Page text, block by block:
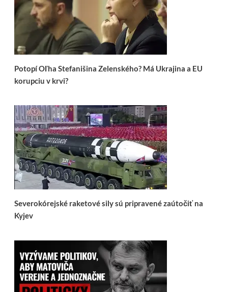
Potopí Oľha Stefanišina Zelenského? Má Ukrajina a EU
korupciu v krvi?
Severokórejské raketové sily sú pripravené zaútočiť na
Kyjev